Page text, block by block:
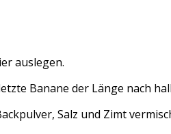
auslegen.
Banane der Länge nach
Salz und Zimt